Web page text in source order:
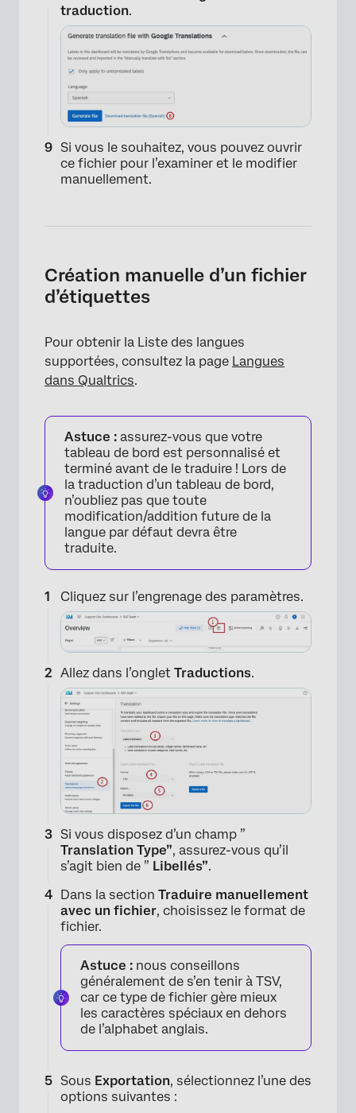
traduction.
Si vous le souhaitez, vous pouvez ouvrir
ce fichier pour l’examiner et le modifier
manuellement.
Création manuelle d’un fichier
d’étiquettes
Pour obtenir la Liste des langues
supportées, consultez la page Langues
dans Qualtrics.
Astuce : assurez-vous que votre
tableau de bord est personnalisé et
terminé avant de le traduire ! Lors de
la traduction d’un tableau de bord,
n’oubliez pas que toute
modification/addition future de la
langue par défaut devra être
traduite.
Cliquez sur l’engrenage des paramètres.
Allez dans l’onglet Traductions.
Si vous disposez d’un champ ”
Translation Type”, assurez-vous qu’il
s’agit bien de ” Libellés”.
Dans la section Traduire manuellement
avec un fichier, choisissez le format de
fichier.
Astuce : nous conseillons
généralement de s’en tenir à TSV,
car ce type de fichier gère mieux
les caractères spéciaux en dehors
de l’alphabet anglais.
Sous Exportation, sélectionnez l’une des
options suivantes :